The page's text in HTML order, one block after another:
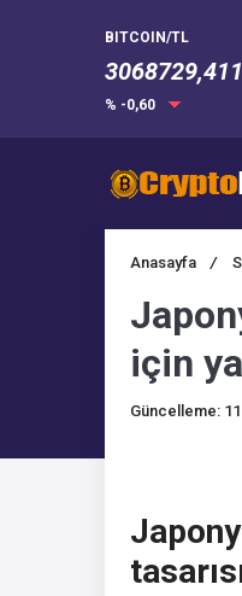
BITCOIN/TL
3068729,411
% -0,60
Anasayfa /
için
Güncelleme: